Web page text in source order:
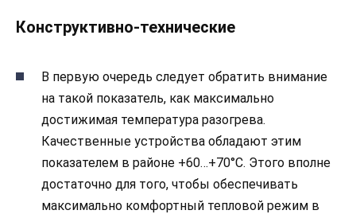
Конструктивно-технические
В первую очередь следует обратить внимание
на такой показатель, как максимально
достижимая температура разогрева.
Качественные устройства обладают этим
показателем в районе +60…+70°С. Этого вполне
достаточно для того, чтобы обеспечивать
максимально комфортный тепловой режим в